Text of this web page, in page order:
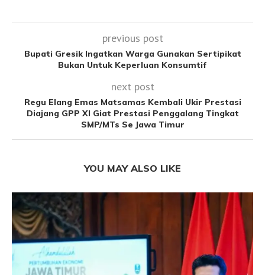
previous post
Bupati Gresik Ingatkan Warga Gunakan Sertipikat
Bukan Untuk Keperluan Konsumtif
next post
Regu Elang Emas Matsamas Kembali Ukir Prestasi
Diajang GPP XI Giat Prestasi Penggalang Tingkat
SMP/MTs Se Jawa Timur
YOU MAY ALSO LIKE